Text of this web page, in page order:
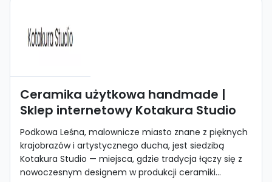
Ceramika użytkowa handmade |
Sklep internetowy Kotakura Studio
Podkowa Leśna, malownicze miasto znane z pięknych
krajobrazów i artystycznego ducha, jest siedzibą
Kotakura Studio — miejsca, gdzie tradycja łączy się z
nowoczesnym designem w produkcji ceramiki...